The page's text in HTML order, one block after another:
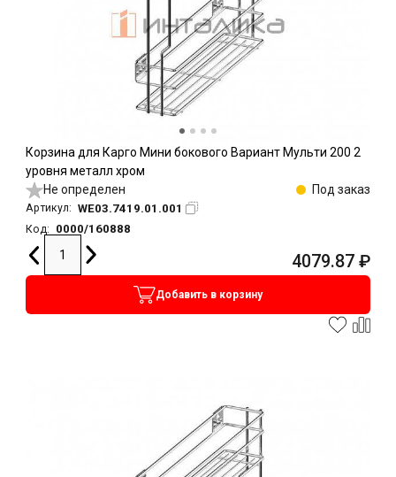
Корзина для Карго Мини бокового Вариант Мульти 200 2
уровня металл хром
Не определен
Под заказ
Артикул: WE03.7419.01.001
Код: 0000/160888
4079.87 ₽
Добавить в корзину